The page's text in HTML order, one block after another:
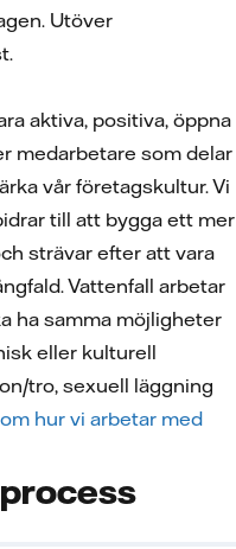
Utöver
aktiva, positiva, öppna
medarbetare som delar
vår företagskultur. Vi
till att bygga ett mer
strävar efter att vara
Vattenfall arbetar
ha samma möjligheter
eller kulturell
tro, sexuell läggning
hur vi arbetar med